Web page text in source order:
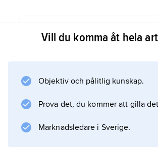
Vill du komma åt hela
Objektiv och pålitlig kunskap.
Prova det, du kommer att gilla
Marknadsledare i Sverige.